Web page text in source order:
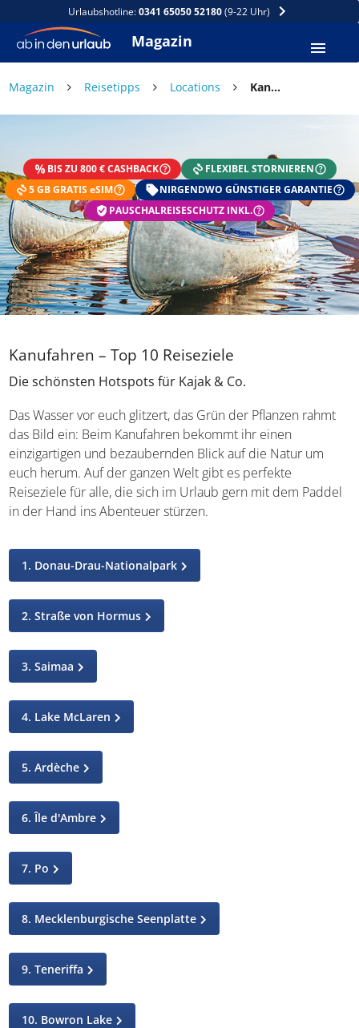
Urlaubshotline:0341 65050 52180(9-22 Uhr)
Magazin
Magazin Reisetipps Locations Kanufahren – Top 10 Reiseziele
BIS ZU 800 € CASHBACK
FLEXIBEL STORNIEREN
5 GB GRATIS eSIM
NIRGENDWO GÜNSTIGER GARANTIE
PAUSCHALREISESCHUTZ INKL.
Kanufahren – Top 10 Reiseziele
Die schönsten Hotspots für Kajak & Co.
Das Wasser vor euch glitzert, das Grün der Pflanzen rahmt
das Bild ein: Beim Kanufahren bekommt ihr einen
einzigartigen und bezaubernden Blick auf die Natur um
euch herum. Auf der ganzen Welt gibt es perfekte
Reiseziele für alle, die sich im Urlaub gern mit dem
Paddel in der Hand ins Abenteuer stürzen.
1. Donau-Drau-Nationalpark
2. Straße von Hormus
3. Saimaa
4. Lake McLaren
5. Ardèche
6. Île d'Ambre
7. Po
8. Mecklenburgische Seenplatte
9. Teneriffa
10. Bowron Lake
Exklusiv: Nur in der ab in den urlaub App
☀️ Bis zu 1.000 € Sommer Cashback
📱 App gratis herunterladen
🧝 Konto anlegen oder einloggen
✅ Sommer Cashback ist automatisch aktiviert